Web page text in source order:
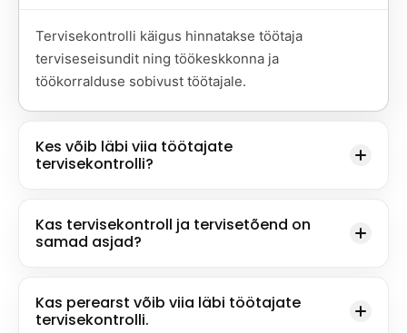
Tervisekontrolli käigus hinnatakse töötaja
terviseseisundit ning töökeskkonna ja
töökorralduse sobivust töötajale.
Kes võib läbi viia töötajate
tervisekontrolli?
Kas tervisekontroll ja tervisetõend on
samad asjad?
Kas perearst võib viia läbi töötajate
tervisekontrolli.